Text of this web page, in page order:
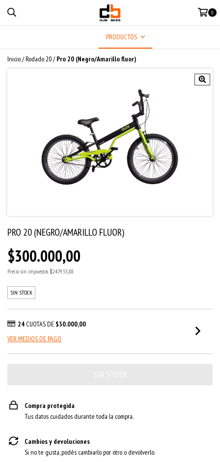
0
PRODUCTOS
Inicio/Rodado 20/ Pro 20 (Negro/Amarillo fluor)
PRO 20 (NEGRO/AMARILLO FLUOR)
$300.000,00
Precio sin impuestos $247.933,88
SIN STOCK
24 CUOTAS DE $30.000,00
VER MEDIOS DE PAGO
Compra protegida
Tus datos cuidados durante toda la compra.
Cambios y devoluciones
Si no te gusta, podés cambiarlo por otro o devolverlo.